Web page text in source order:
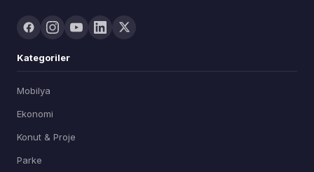
Kategoriler
Mobilya
Ekonomi
Konut & Proje
Parke